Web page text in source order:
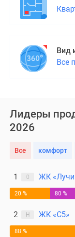
поселки
Коттеджные
поселки
Коттеджи
Скидки
акции
Вид
Все
Лидеры
2026
Все комфорт
1 0 ЖК
20 % 80 %
2 Н ЖК «С5»
88 %